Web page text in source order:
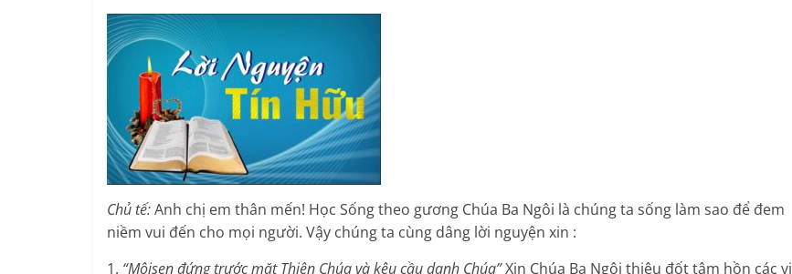
Chủ tế:Anh chị em thân mến! Học Sống theo gương Chúa Ba Ngôi là chúng ta sống làm sao để đem
niềm vui đến cho mọi người. Vậy chúng ta cùng dâng lời nguyện xin :
1. “Môisen đứng trước mặt Thiên Chúa và kêu cầu danh Chúa”Xin Chúa Ba Ngôi thiêu đốt tâm hồn các vị